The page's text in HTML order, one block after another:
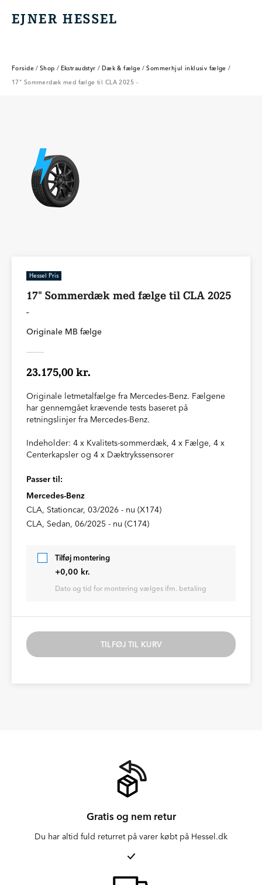
EJNER HESSEL
EJNER HESSEL
Forside / Shop / Ekstraudstyr / Dæk & fælge / Sommerhjul inklusiv fælge /
17" Sommerdæk med fælge til CLA 2025 -
Hessel Pris
17" Sommerdæk med fælge til CLA 2025
-
Originale MB fælge
23.175,00 kr.
Originale letmetalfælge fra Mercedes-Benz. Fælgene
har gennemgået krævende tests baseret på
retningslinjer fra Mercedes-Benz.
Indeholder: 4 x Kvalitets-sommerdæk, 4 x Fælge, 4 x
Centerkapsler og 4 x Dæktrykssensorer
Passer til:
Mercedes-Benz
CLA, Stationcar, 03/2026 - nu (X174)
CLA, Sedan, 06/2025 - nu (C174)
Tilføj montering
+0,00 kr.
Dato og tid for montering vælges ifm. betaling
TILFØJ TIL KURV
Gratis og nem retur
Du har altid fuld returret på varer købt på Hessel.dk